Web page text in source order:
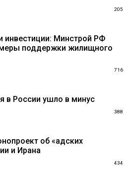
205
инвестиции: Минстрой РФ
поддержки жилищного
716
в России ушло в минус
388
об «адских
и Ирана
434